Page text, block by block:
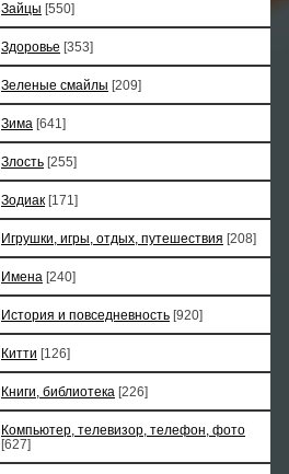
Зайцы [550]
Здоровье [353]
Зеленые смайлы [209]
Зима [641]
Злость [255]
Зодиак [171]
Игрушки, игры, отдых, путешествия [208]
Имена [240]
История и повседневность [920]
Китти [126]
Книги, библиотека [226]
Компьютер, телевизор, телефон, фото
[627]